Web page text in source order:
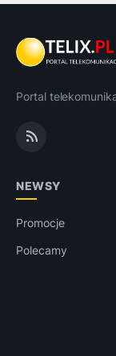
Portal
NEWSY
Promocje
Polecamy